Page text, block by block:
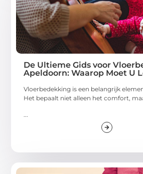
De Ultieme Gids voor
Apeldoorn: Waarop Moet U
Vloerbedekking is een belangrijk
Het bepaalt niet alleen het comfort,